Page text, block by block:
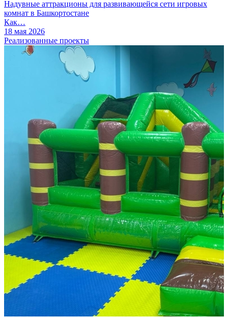
Надувные аттракционы для развивающейся сети игровых
комнат в Башкортостане
Как…
18 мая 2026
Реализованные проекты